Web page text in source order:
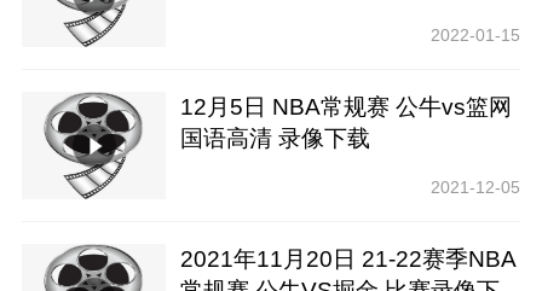
2022-01-15
12月5日 NBA常规赛 公牛vs篮网
国语高清 录像下载
2021-12-05
2021年11月20日 21-22赛季NBA